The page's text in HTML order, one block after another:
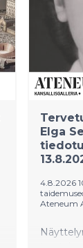
Elga
4.8.2026
Ateneum